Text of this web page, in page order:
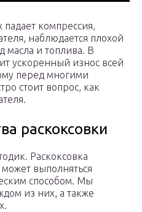
падает компрессия,
наблюдается плохой
масла и топлива. В
ускоренный износ всей
перед многими
стоит вопрос, как
раскоксовки
Раскоксовка
выполняться
способом. Мы
из них, а также